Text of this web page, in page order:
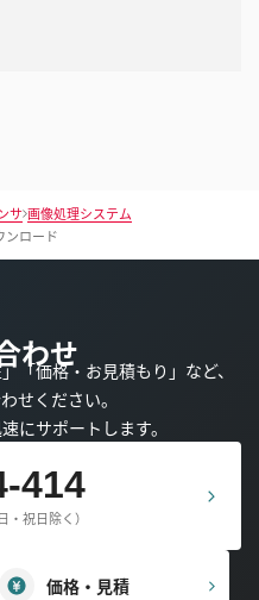
サ 画像処理システム
ンロード
わせ
「価格・お見積もり」など、
せください。
にサポートします。
414
・祝日除く）
価格・見積